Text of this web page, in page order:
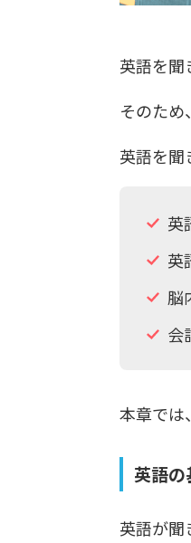
英語を聞
そのため
英語を聞
英
英
脳
会
本章では
英語
英語が聞